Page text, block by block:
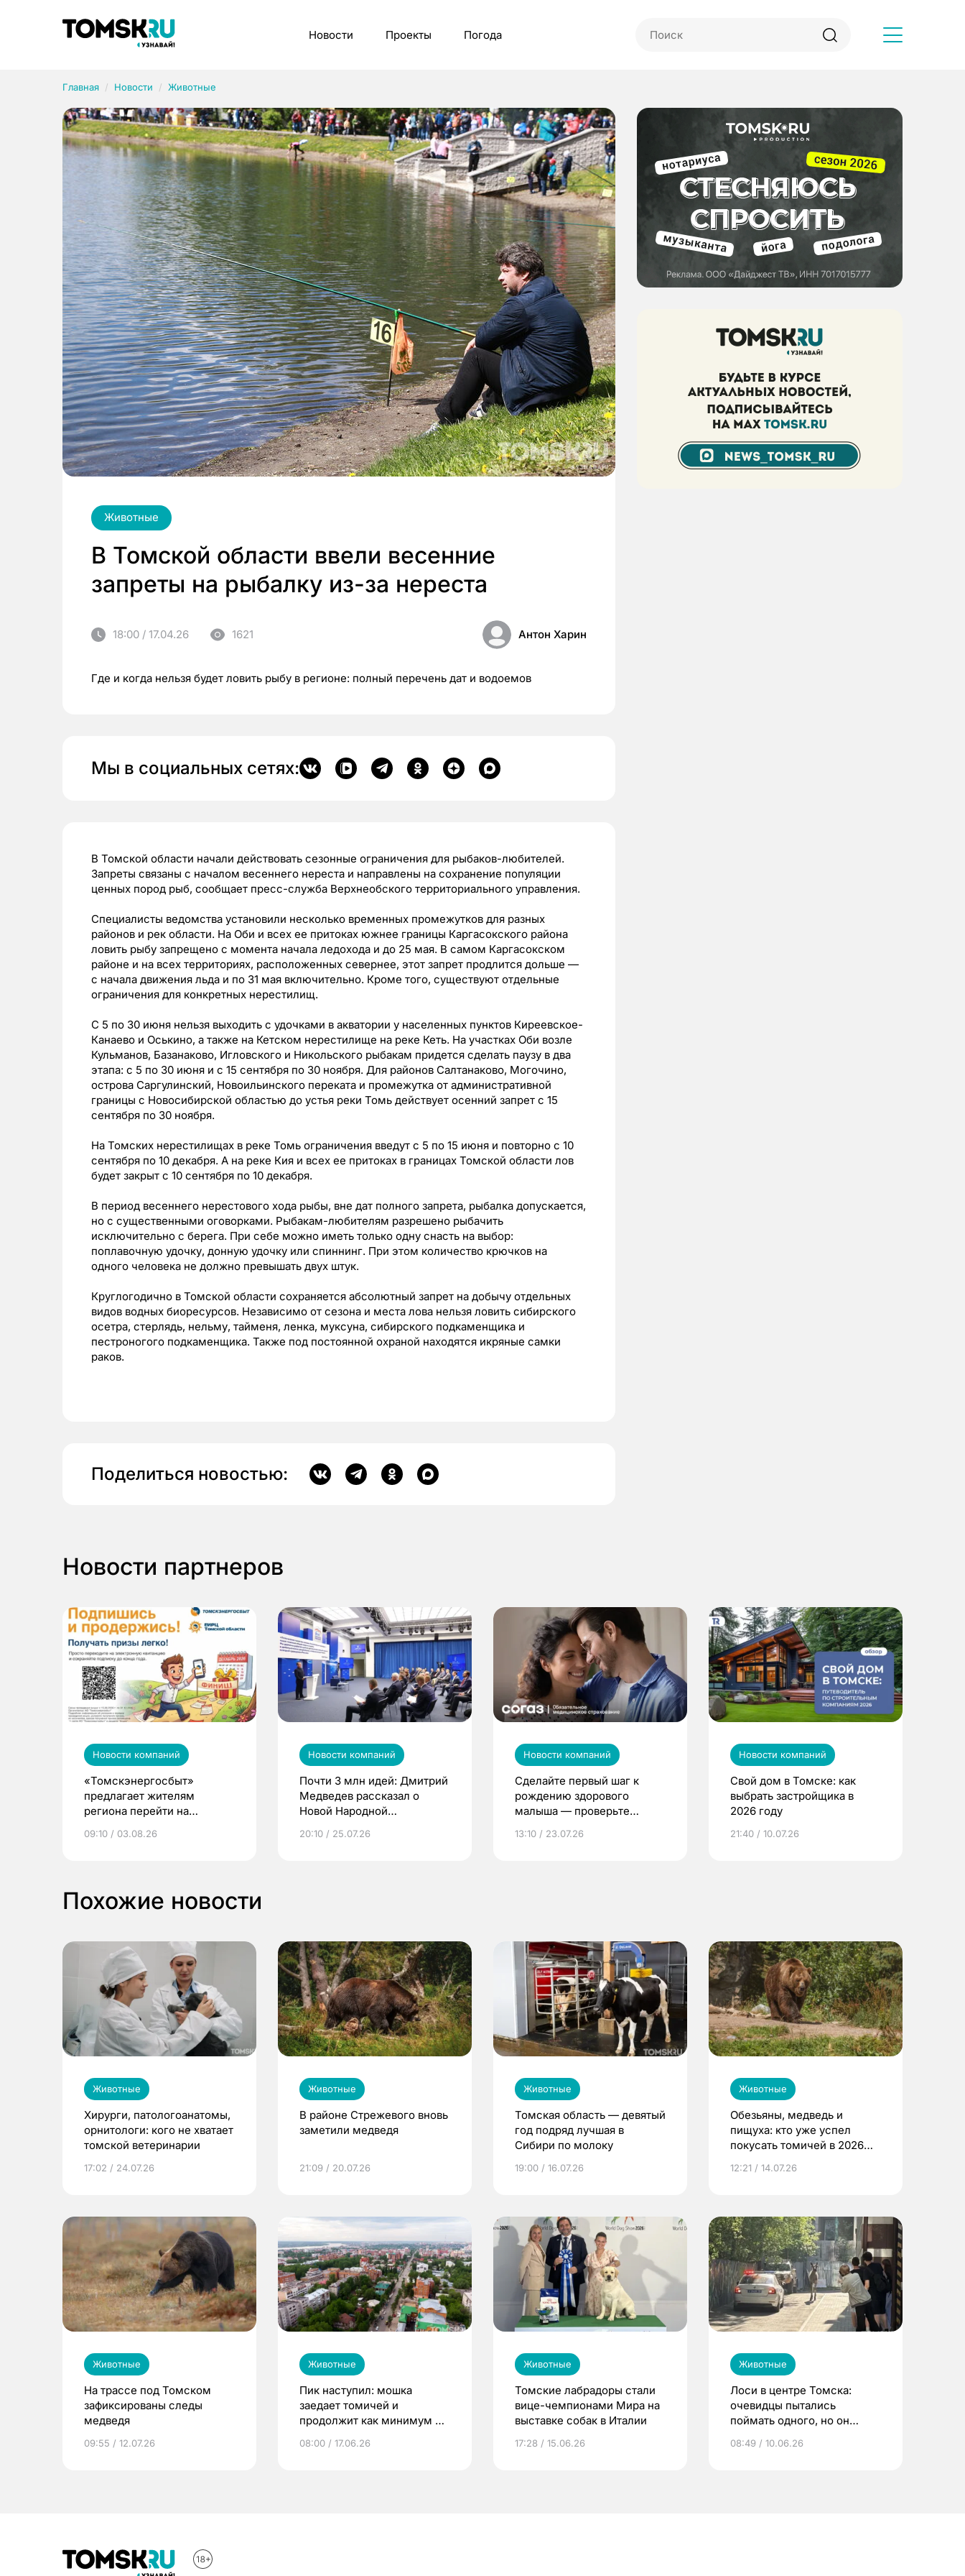
Новости Проекты Погода
Главная Новости Животные
Животные
В Томской области ввели весенние
запреты на рыбалку из-за нереста
18:00 / 17.04.26 1621 Антон Харин
Где и когда нельзя будет ловить рыбу в регионе: полный перечень дат и водоемов
Мы в социальных сетях:
В Томской области начали действовать сезонные ограничения для рыбаков-любителей.
Запреты связаны с началом весеннего нереста и направлены на сохранение популяции
ценных пород рыб, сообщает пресс-служба Верхнеобского территориального управления.
Специалисты ведомства установили несколько временных промежутков для разных
районов и рек области. На Оби и всех ее притоках южнее границы Каргасокского района
ловить рыбу запрещено с момента начала ледохода и до 25 мая. В самом Каргасокском
районе и на всех территориях, расположенных севернее, этот запрет продлится дольше —
с начала движения льда и по 31 мая включительно. Кроме того, существуют отдельные
ограничения для конкретных нерестилищ.
С 5 по 30 июня нельзя выходить с удочками в акватории у населенных пунктов Киреевское-
Канаево и Оськино, а также на Кетском нерестилище на реке Кеть. На участках Оби возле
Кульманов, Базанаково, Игловского и Никольского рыбакам придется сделать паузу в два
этапа: с 5 по 30 июня и с 15 сентября по 30 ноября. Для районов Салтанаково, Могочино,
острова Саргулинский, Новоильинского переката и промежутка от административной
границы с Новосибирской областью до устья реки Томь действует осенний запрет с 15
сентября по 30 ноября.
На Томских нерестилищах в реке Томь ограничения введут с 5 по 15 июня и повторно с 10
сентября по 10 декабря. А на реке Кия и всех ее притоках в границах Томской области лов
будет закрыт с 10 сентября по 10 декабря.
В период весеннего нерестового хода рыбы, вне дат полного запрета, рыбалка допускается,
но с существенными оговорками. Рыбакам-любителям разрешено рыбачить
исключительно с берега. При себе можно иметь только одну снасть на выбор:
поплавочную удочку, донную удочку или спиннинг. При этом количество крючков на
одного человека не должно превышать двух штук.
Круглогодично в Томской области сохраняется абсолютный запрет на добычу отдельных
видов водных биоресурсов. Независимо от сезона и места лова нельзя ловить сибирского
осетра, стерлядь, нельму, тайменя, ленка, муксуна, сибирского подкаменщика и
пестроногого подкаменщика. Также под постоянной охраной находятся икряные самки
раков.
Поделиться новостью:
Новости партнеров
Новости компаний
«Томскэнергосбыт»
предлагает жителям
региона перейти на
выиграть призы
09:10 / 03.08.26
Новости компаний
Почти 3 млн идей: Дмитрий
Медведев рассказал о
Новой Народной
20:10 / 25.07.26
Новости компаний
Сделайте первый шаг к
рождению здорового
малыша — проверьте
по ОМС!
13:10 / 23.07.26
Новости компаний
Свой дом в Томске: как
выбрать застройщика в
2026 году
21:40 / 10.07.26
Похожие новости
Животные
Хирурги, патологоанатомы,
орнитологи: кого не хватает
томской ветеринарии
17:02 / 24.07.26
Животные
В районе Стрежевого вновь
заметили медведя
21:09 / 20.07.26
Животные
Томская область — девятый
год подряд лучшая в
Сибири по молоку
19:00 / 16.07.26
Животные
Обезьяны, медведь и
пищуха: кто уже успел
покусать томичей в 2026
12:21 / 14.07.26
Животные
На трассе под Томском
зафиксированы следы
медведя
09:55 / 12.07.26
Животные
Пик наступил: мошка
заедает томичей и
продолжит как минимум до
08:00 / 17.06.26
Животные
Томские лабрадоры стали
вице-чемпионами Мира на
выставке собак в Италии
17:28 / 15.06.26
Животные
Лоси в центре Томска:
очевидцы пытались
поймать одного, но он
08:49 / 10.06.26
Рубрики